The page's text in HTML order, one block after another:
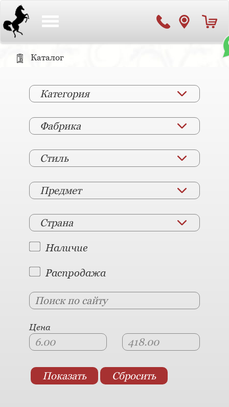
Каталог
Категория
Фабрика
Стиль
Предмет
Страна
Наличие
Распродажа
Цена